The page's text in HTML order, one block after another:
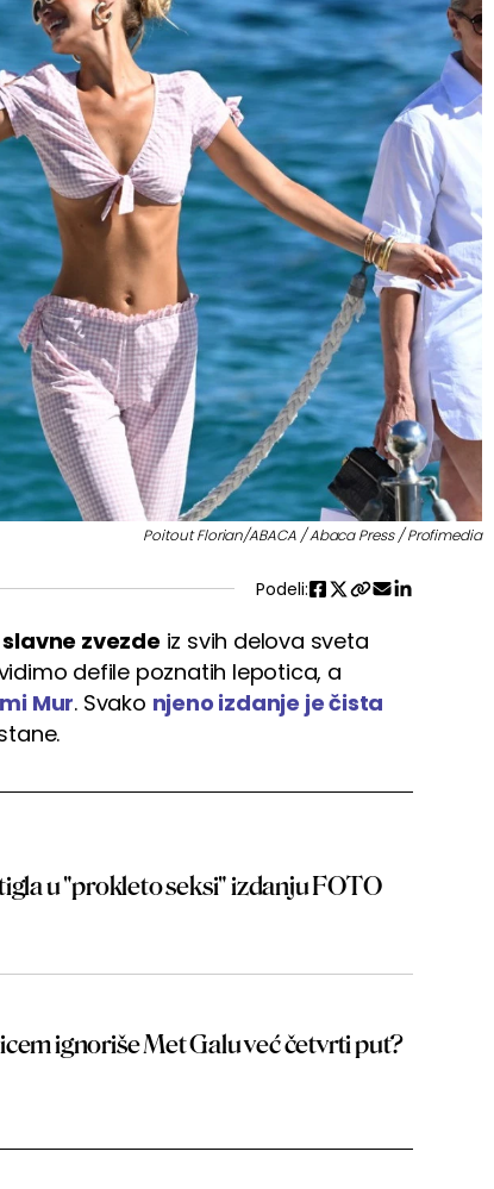
Poitout Florian/ABACA / Abaca Press / Profimedia
Podeli:
slavne zvezde iz svih delova sveta
defile poznatih lepotica, a
Mur. Svako njeno izdanje je čista
u "prokleto seksi" izdanju FOTO
ignoriše Met Galu već četvrti put?